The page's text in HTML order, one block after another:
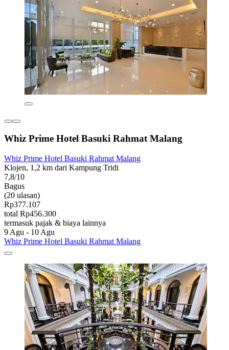
Whiz Prime Hotel Basuki Rahmat Malang
Whiz Prime Hotel Basuki Rahmat Malang
Klojen, 1,2 km dari Kampung Tridi
7,8/10
Bagus
(20 ulasan)
Rp377.107
total Rp456.300
termasuk pajak & biaya lainnya
9 Agu - 10 Agu
Whiz Prime Hotel Basuki Rahmat Malang